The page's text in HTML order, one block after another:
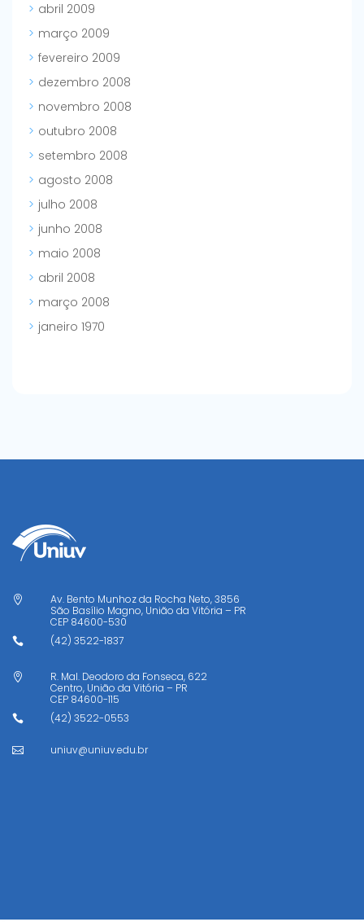
abril 2009
março 2009
fevereiro 2009
dezembro 2008
novembro 2008
outubro 2008
setembro 2008
agosto 2008
julho 2008
junho 2008
maio 2008
abril 2008
março 2008
janeiro 1970

Av. Bento Munhoz da Rocha Neto, 3856
São Basílio Magno, União da Vitória – PR
CEP 84600-530
 (42) 3522-1837

R. Mal. Deodoro da Fonseca, 622
Centro, União da Vitória – PR
CEP 84600-115
 (42) 3522-0553
 uniuv@uniuv.edu.br